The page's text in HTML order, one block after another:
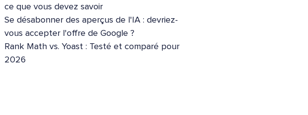
ce que vous devez savoir
Se désabonner des aperçus de l'IA : devriez-
vous accepter l'offre de Google ?
Rank Math vs. Yoast : Testé et comparé pour
2026